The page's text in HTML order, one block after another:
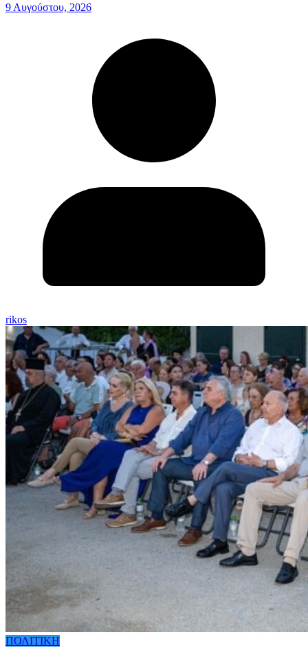
9 Αυγούστου, 2026
rikos
ΠΟΛΙΤΙΚΗ